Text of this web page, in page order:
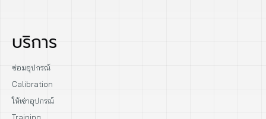
บริการ
ซ่อมอุปกรณ์
Calibration
ให้เช่าอุปกรณ์